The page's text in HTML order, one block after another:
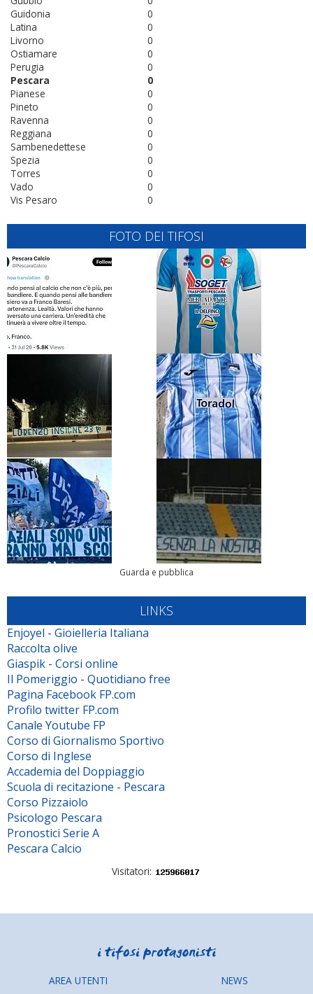
0
Guidonia
0
Latina
0
Livorno
0
Ostiamare
0
Perugia
0
Pescara
0
Pianese
0
Pineto
0
Ravenna
0
Reggiana
0
Sambenedettese
0
Spezia
0
Torres
0
Vado
0
Vis Pesaro
FOTO DEI TIFOSI
Guarda e pubblica
LINKS
Enjoyel - Gioielleria Italiana
Raccolta olive
Giaspik - Corsi online
Il Pomeriggio - Quotidiano free
Pagina Facebook FP.com
Profilo twitter FP.com
Canale Youtube FP
Corso di Giornalismo Sportivo
Corso di Inglese
Accademia del Doppiaggio
Scuola di recitazione - Pescara
Corso Pizzaiolo
Psicologo Pescara
Pronostici Serie A
Pescara Calcio
Visitatori:
AREA UTENTI
NEWS